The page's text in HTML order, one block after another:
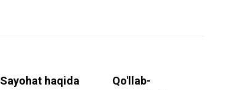
Sayohat haqida
Qo'llab-